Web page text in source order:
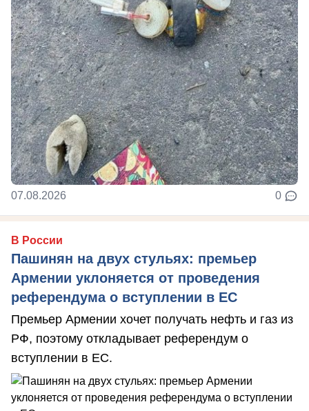
07.08.2026 0
В России
Пашинян на двух стульях: премьер
Армении уклоняется от проведения
референдума о вступлении в ЕС
Премьер Армении хочет получать нефть и газ из
РФ, поэтому откладывает референдум о
вступлении в ЕС.